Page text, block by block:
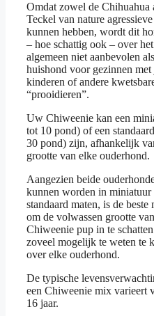
Omdat zowel de Chihuahua
Teckel van nature
kunnen hebben, wordt dit
– hoe schattig ook – over het
algemeen niet aanbevolen als
huishond voor gezinnen met
kinderen of andere
“prooidieren”.
Uw Chiweenie kan een
tot 10 pond) of een
30 pond) zijn, afhankelijk
grootte van elke ouderhond.
Aangezien beide
kunnen worden in miniatuur
standaard maten, is de beste
om de volwassen grootte
Chiweenie pup in te
zoveel mogelijk te weten te
over elke ouderhond.
De typische
een Chiweenie mix varieert
16 jaar.